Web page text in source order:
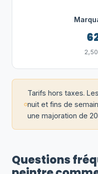
Tarifs hors taxes.
nuit et fins de
une majoration de
Questions